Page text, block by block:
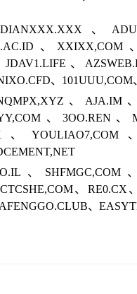
、
、XXIXX,COM
JDAV1.LIFE、
、101UUU,COM
、AJA.IM
、3OO.REN、
、
、SHFMGC,COM
、RE0.CX
、